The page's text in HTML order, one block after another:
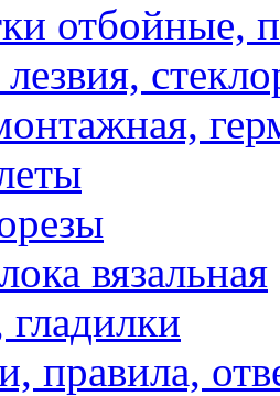
отбойные,
вязальная
правила,